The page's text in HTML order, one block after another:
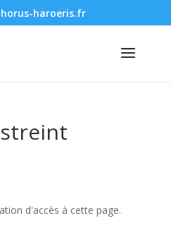
haroeris.fr
d'accès à cette page.